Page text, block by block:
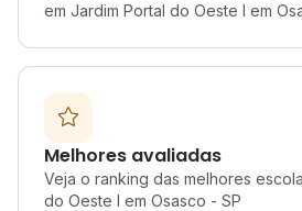
em Jardim Portal do Oeste I em
Melhores avaliadas
Veja o ranking das melhores
do Oeste I em Osasco - SP